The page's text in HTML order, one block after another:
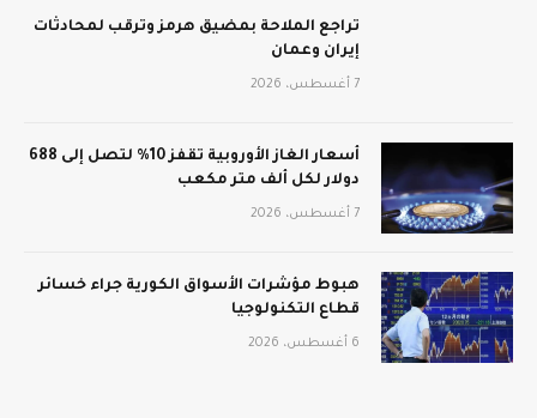
تراجع الملاحة بمضيق هرمز وترقب لمحادثات
إيران وعمان
7 أغسطس، 2026
أسعار الغاز الأوروبية تقفز 10% لتصل إلى 688
دولار لكل ألف متر مكعب
7 أغسطس، 2026
هبوط مؤشرات الأسواق الكورية جراء خسائر
قطاع التكنولوجيا
6 أغسطس، 2026